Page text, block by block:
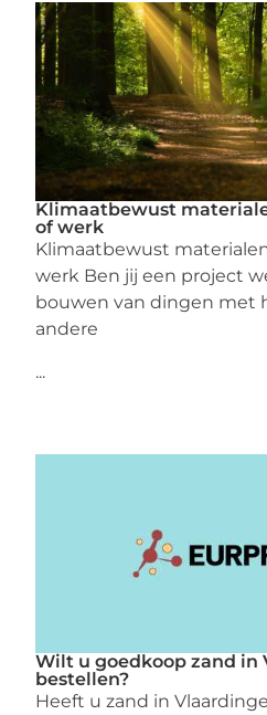
Klimaatbewust
of werk
Klimaatbewust
werk Ben jij een project
bouwen van dingen met
andere
...
Wilt u goedkoop zand in
bestellen?
Heeft u zand in